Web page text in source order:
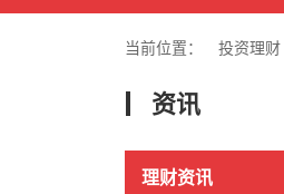
当前位置： 投资理财
资讯
理财资讯